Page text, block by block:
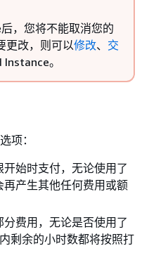
，您将不能取消您的
更改，则可以修改、 交
。
项：
开始时支付，无论使用了
产生其他任何费用或额
分费用，无论是否使用了
剩余的小时数都将按照打